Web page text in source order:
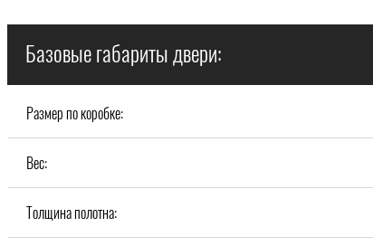
Базовые габариты двери:
Размер по коробке:
Вес:
Толщина полотна: